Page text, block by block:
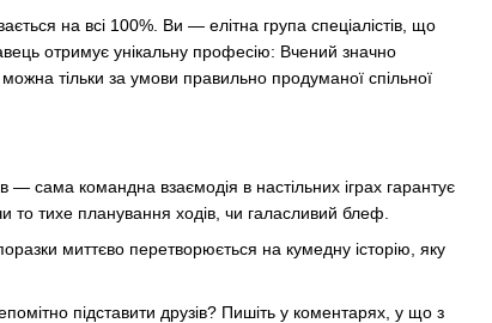
на всі 100%. Ви — елітна група спеціалістів, що
отримує унікальну професію: Вчений значно
тільки за умови правильно продуманої спільної
сама командна взаємодія в настільних іграх гарантує
то тихе планування ходів, чи галасливий блеф.
миттєво перетворюється на кумедну історію, яку
підставити друзів? Пишіть у коментарях, у що з